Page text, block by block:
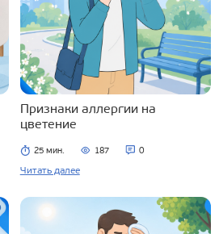
Признаки аллергии на
цветение
25 мин. 187 0
Читать далее